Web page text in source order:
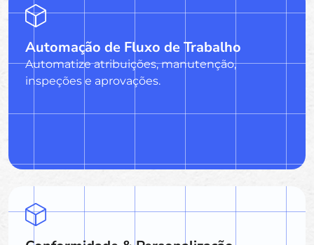
Automação de Fluxo de Trabalho
Automatize atribuições, manutenção,
inspeções e aprovações.